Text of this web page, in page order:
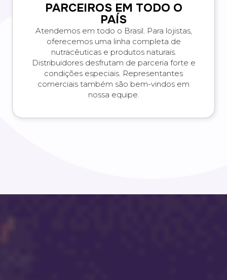
PARCEIROS EM TODO O
PAÍS
Atendemos em todo o Brasil. Para lojistas,
oferecemos uma linha completa de
nutracêuticas e produtos naturais.
Distribuidores desfrutam de parceria forte e
condições especiais. Representantes
comerciais também são bem-vindos em
nossa equipe.